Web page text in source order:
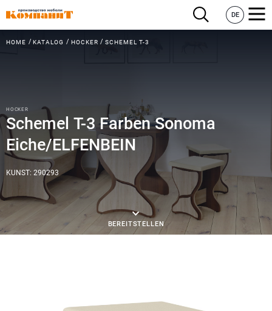
DE
HOME KATALOG HOCKER SCHEMEL Т-3
HOCKER
Schemel Т-3 Farben Sonoma
Eiche/ELFENBEIN
KUNST: 290293
BEREITSTELLEN